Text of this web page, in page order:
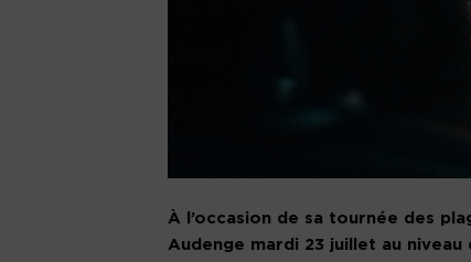
À l’occasion de sa tournée des
Audenge mardi 23 juillet au